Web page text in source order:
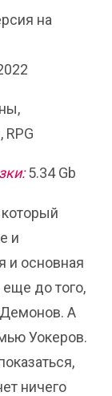
на
5.34 Gb
и
и основная
до того,
Демонов. А
Уокеров.
ничего